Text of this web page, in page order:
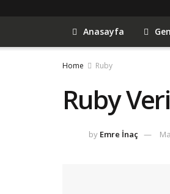
Anasayfa
Home Ruby
Ruby
by Emre İnaç